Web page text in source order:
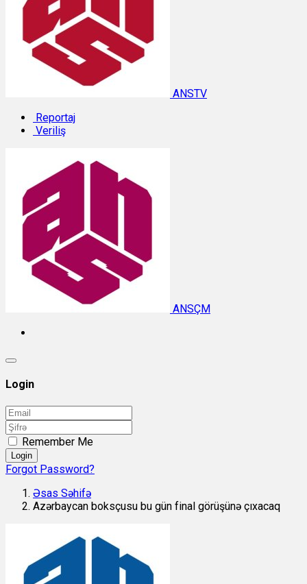
ANSTV
Reportaj
Veriliş
ANSÇM
Login
Remember Me
Login
Forgot Password?
Əsas Səhifə
Azərbaycan boksçusu bu gün final görüşünə çıxacaq